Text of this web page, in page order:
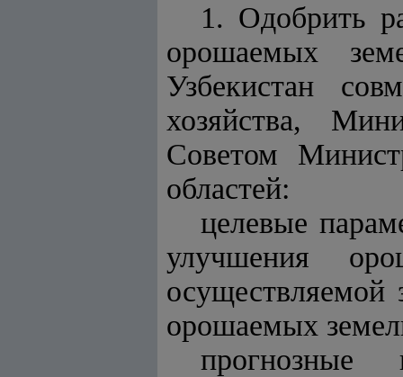
1. Одобрить
орошаемых
Узбекистан
хозяйства,
Советом
областей:
целевые
улучшения
осуществляемой
орошаемых
прогнозные